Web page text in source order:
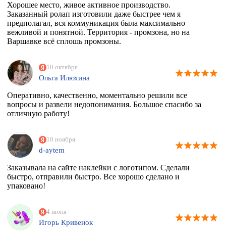
Хорошее место, живое активное производство.
Заказанный ролап изготовили даже быстрее чем я
предполагал, вся коммуникация была максимально
вежливой и понятной. Территория - промзона, но на
Варшавке всё сплошь промзоны.
10 октября
Ольга Илюхина
Оперативно, качественно, моментально решили все
вопросы и развели недопонимания. Большое спасибо за
отличную работу!
10 ноября
d-aytem
Заказывала на сайте наклейки с логотипом. Сделали
быстро, отправили быстро. Все хорошо сделано и
упаковано!
4 июня
Игорь Кривенок